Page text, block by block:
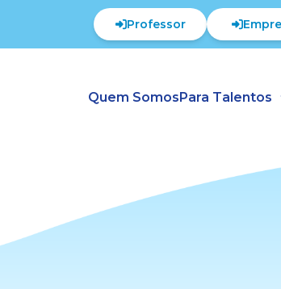
Professor
Quem SomosPara Talentos